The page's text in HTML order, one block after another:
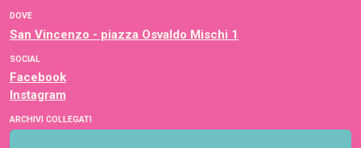
DOVE
San Vincenzo - piazza Osvaldo Mischi 1
SOCIAL
Facebook
Instagram
ARCHIVI COLLEGATI